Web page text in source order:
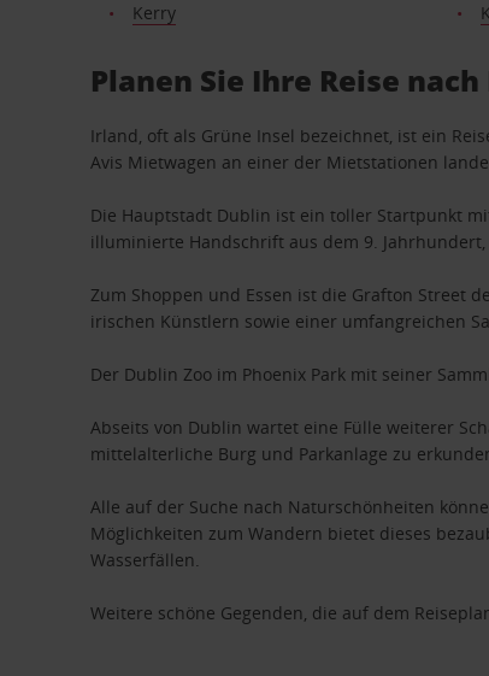
Kerry
Planen Sie Ihre Reise
Irland, oft als Grüne Insel bezeichnet, ist ein
Avis Mietwagen an einer der Mietstationen
Die Hauptstadt Dublin ist ein toller Startpunkt
illuminierte Handschrift aus dem 9. Jahrhundert,
Zum Shoppen und Essen ist die Grafton Street
irischen Künstlern sowie einer umfangreichen
Der Dublin Zoo im Phoenix Park mit seiner
Abseits von Dublin wartet eine Fülle weiterer
mittelalterliche Burg und Parkanlage zu
Alle auf der Suche nach Naturschönheiten
Möglichkeiten zum Wandern bietet dieses
Wasserfällen.
Weitere schöne Gegenden, die auf dem